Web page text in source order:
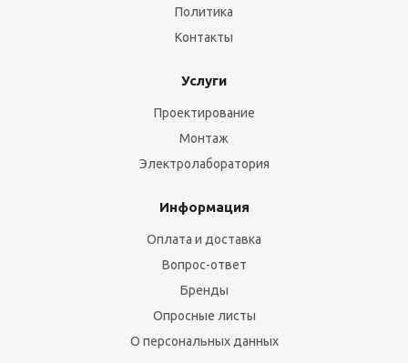
Политика
Контакты
Услуги
Проектирование
Монтаж
Электролаборатория
Информация
Оплата и доставка
Вопрос-ответ
Бренды
Опросные листы
О персональных данных